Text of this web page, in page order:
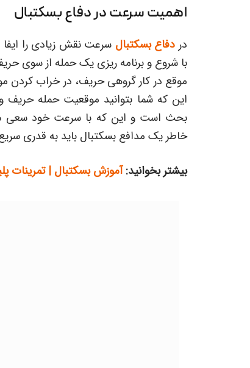
اهمیت سرعت در دفاع بسکتبال
در دفاع بسکتبال سرعت نقش زیادی را
با شروع و برنامه ریزی یک حمله از سوی
موقع در کار گروهی حریف، در خراب کردن
این که شما بتوانید موقعیت حمله
بحث است و این که با سرعت خود سعی در
خاطر یک مدافع بسکتبال باید به قدری
بیشتر بخوانید:آموزش بسکتبال | تمرینات